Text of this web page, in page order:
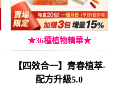
★36種植物精華★
【四效合一】青春植萃-
配方升級5.0